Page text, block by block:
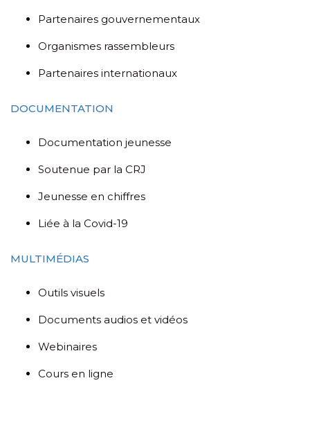
Partenaires gouvernementaux
Organismes rassembleurs
Partenaires internationaux
DOCUMENTATION
Documentation jeunesse
Soutenue par la CRJ
Jeunesse en chiffres
Liée à la Covid-19
MULTIMÉDIAS
Outils visuels
Documents audios et vidéos
Webinaires
Cours en ligne